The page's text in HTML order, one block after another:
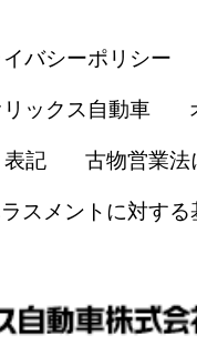
バシーポリシー
リックス自動車
記 古物営業法
スメントに対する